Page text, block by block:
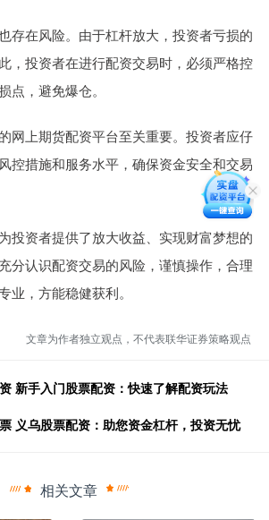
存在风险。由于杠杆放大，投资者亏损的
，投资者在进行配资交易时，必须严格控
点，避免爆仓。
网上期货配资平台至关重要。投资者应仔
控措施和服务水平，确保资金安全和交易
投资者提供了放大收益、实现财富梦想的
分认识配资交易的风险，谨慎操作，合理
业，方能稳健获利。
文章为作者独立观点，不代表联华证券策略观点
新手入门股票配资：快速了解配资玩法
义乌股票配资：助您资金杠杆，投资无忧
相关文章